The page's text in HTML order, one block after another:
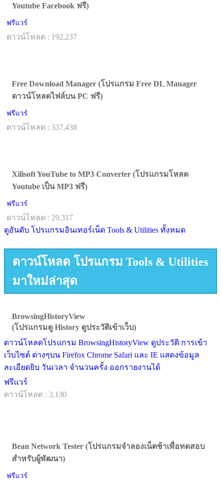
Youtube Facebook ฟรี)
ฟรีแวร์
ดาวน์โหลด : 192,237
Free Download Manager (โปรแกรม Free DL Manager
ดาวน์โหลดไฟล์บน PC ฟรี)
ฟรีแวร์
ดาวน์โหลด : 337,438
Xilisoft YouTube to MP3 Converter (โปรแกรมโหลด
Youtube เป็น MP3 ฟรี)
ฟรีแวร์
ดาวน์โหลด : 29,317
ดูอันดับ โปรแกรมอินเทอร์เน็ต Tools & Utilities ทั้งหมด
ดาวน์โหลด โปรแกรม Tools & Utilities
มาใหม่ล่าสุด
BrowsingHistoryView
(โปรแกรมดู History ดูประวัติเข้าเว็บ)
ดาวน์โหลดโปรแกรม BrowsingHistoryView ดูประวัติ การเข้า
เว็บไซต์ ต่างๆบน Firefox Chrome Safari และ IE แสดงข้อมูล
ละเอียดยิบ วันเวลา จำนวนครั้ง ออกรายงานได้
ฟรีแวร์
ดาวน์โหลด : 3,130
Bean Network Tester (โปรแกรมจำลองเน็ตช้าเพื่อทดสอบ
สำหรับผู้พัฒนา)
ฟรีแวร์